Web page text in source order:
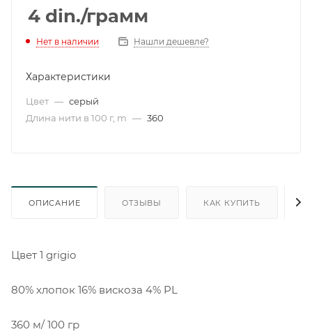
4 din./грамм
Нет в наличии Нашли дешевле?
Характеристики
Цвет — серый
Длина нити в 100 г, m — 360
ОПИСАНИЕ ОТЗЫВЫ КАК КУПИТЬ
Цвет 1 grigio
80% хлопок 16% вискоза 4% PL
360 м/ 100 гр